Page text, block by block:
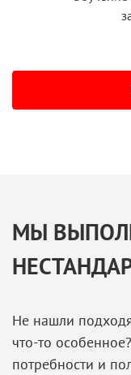
МЫ
Не нашли
что-то
потребности и